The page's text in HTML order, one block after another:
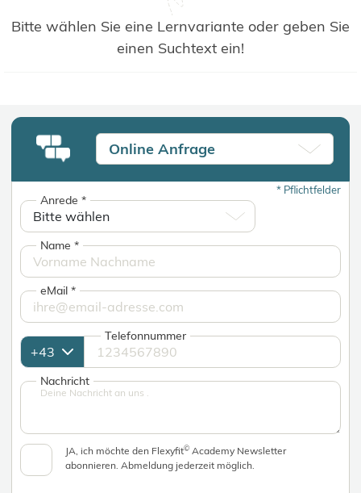
Bitte wählen Sie eine Lernvariante oder geben Sie
einen Suchtext ein!
Online Anfrage
*Pflichtfelder
Anrede*
Name*
eMail*
Telefonnummer
Nachricht
JA, ich möchte den Flexyfit© Academy Newsletter
abonnieren. Abmeldung jederzeit möglich.